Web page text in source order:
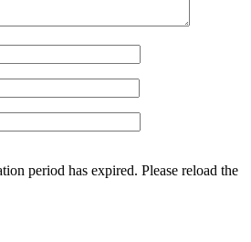
period has expired. Please reload the